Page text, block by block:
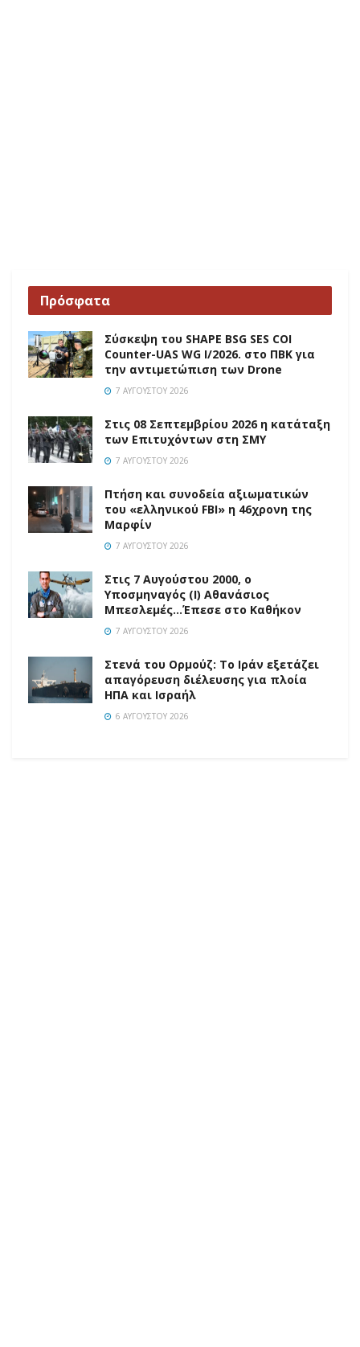
Πρόσφατα
Σύσκεψη του SHAPE BSG SES COI
Counter-UAS WG I/2026. στο ΠΒΚ για
την αντιμετώπιση των Drone
7 ΑΥΓΟΎΣΤΟΥ 2026
Στις 08 Σεπτεμβρίου 2026 η κατάταξη
των Επιτυχόντων στη ΣΜΥ
7 ΑΥΓΟΎΣΤΟΥ 2026
Πτήση και συνοδεία αξιωματικών
του «ελληνικού FBI» η 46χρονη της
Μαρφίν
7 ΑΥΓΟΎΣΤΟΥ 2026
Στις 7 Αυγούστου 2000, ο
Υποσμηναγός (Ι) Αθανάσιος
Μπεσλεμές…Έπεσε στο Καθήκον
7 ΑΥΓΟΎΣΤΟΥ 2026
Στενά του Ορμούζ: Το Ιράν εξετάζει
απαγόρευση διέλευσης για πλοία
ΗΠΑ και Ισραήλ
6 ΑΥΓΟΎΣΤΟΥ 2026